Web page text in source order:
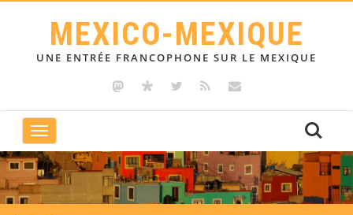
MEXICO-MEXIQUE
UNE ENTRÉE FRANCOPHONE SUR LE MEXIQUE
Toggle
navigation